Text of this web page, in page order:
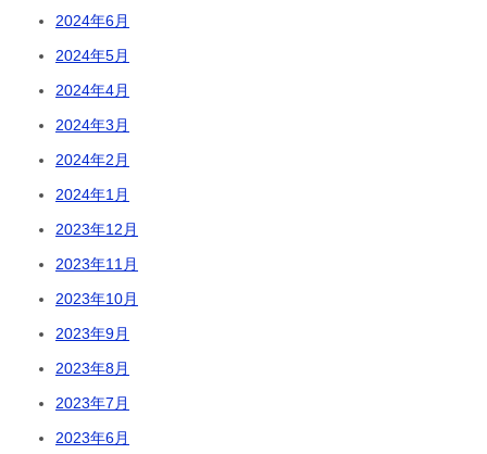
2024年6月
2024年5月
2024年4月
2024年3月
2024年2月
2024年1月
2023年12月
2023年11月
2023年10月
2023年9月
2023年8月
2023年7月
2023年6月